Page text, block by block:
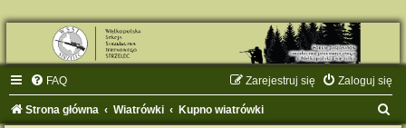
FAQ Zaloguj się
Zarejestruj się
Strona główna Wiatrówki Kupno wiatrówki